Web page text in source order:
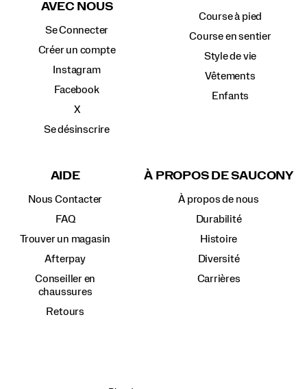
AVEC NOUS
Se Connecter
Créer un compte
Instagram
Facebook
X
Se désinscrire
Course à pied
Course en sentier
Style de vie
Vêtements
Enfants
AIDE
Nous Contacter
FAQ
Trouver un magasin
Afterpay
Conseiller en
chaussures
Retours
À PROPOS DE SAUCONY
À propos de nous
Durabilité
Histoire
Diversité
Carrières